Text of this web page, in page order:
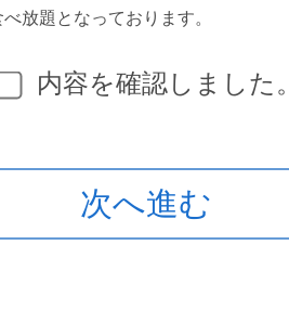
放題となっております。
内容を確認しました。
次へ進む